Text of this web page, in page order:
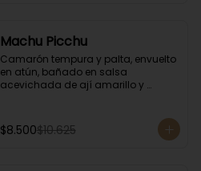
Machu Picchu
Camarón tempura y palta, envuelto
en atún, bañado en salsa
acevichada de ají amarillo y
$8.500$10.625